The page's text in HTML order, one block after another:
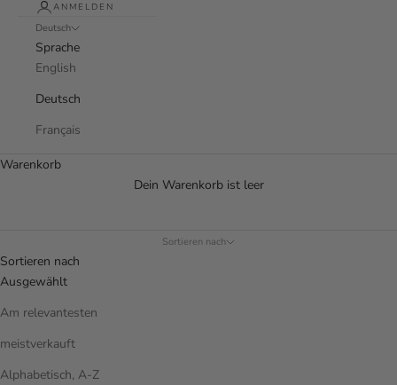
ANMELDEN
Deutsch
Sprache
English
Deutsch
Français
Warenkorb
Dein Warenkorb ist leer
Sortieren nach
Sortieren nach
Ausgewählt
Am relevantesten
meistverkauft
Alphabetisch, A-Z